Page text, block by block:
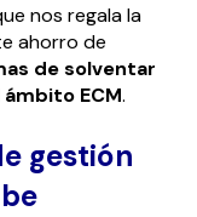
nos regala la
ahorro de
de solventar
ECM.
gestión